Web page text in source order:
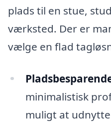
plads til en stue,
værksted. Der er
vælge en flad
minimalistisk
muligt at